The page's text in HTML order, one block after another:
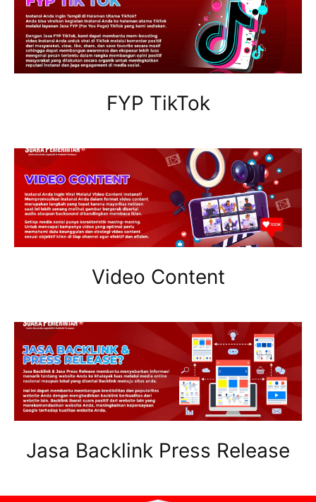
FYP TikTok
Video Content
Jasa Backlink Press Release